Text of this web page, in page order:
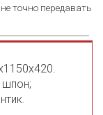
точно передавать
шпон;